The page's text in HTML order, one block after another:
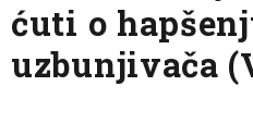
ćuti o
uzbunjivača